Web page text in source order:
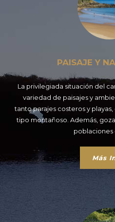
PAISAJE Y
La privilegiada situación del
variedad de paisajes y
tanto parajes costeros y
tipo montañoso. Además,
poblaciones
Más